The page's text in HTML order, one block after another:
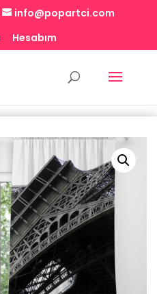
info@popartci.com
Hesabım